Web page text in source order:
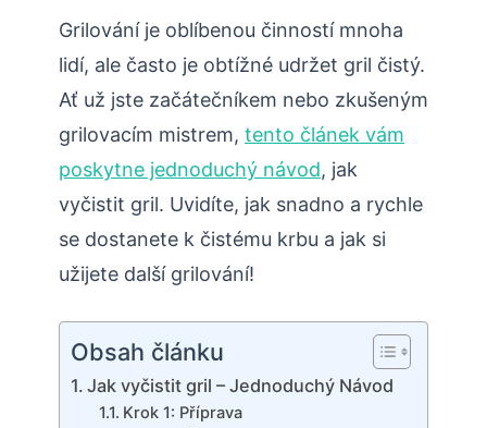
Grilování je oblíbenou činností mnoha
lidí, ale často je obtížné udržet gril čistý.
Ať už jste začátečníkem nebo zkušeným
grilovacím mistrem, tento článek vám
poskytne jednoduchý návod, jak
vyčistit gril. Uvidíte, jak snadno a rychle
se dostanete k čistému krbu a jak si
užijete další grilování!
Obsah článku
Jak vyčistit gril – Jednoduchý Návod
Krok 1: Příprava